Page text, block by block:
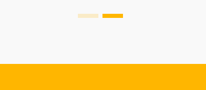
ويُتوقع أن يستمر نمو سوق أغطية مقاعد